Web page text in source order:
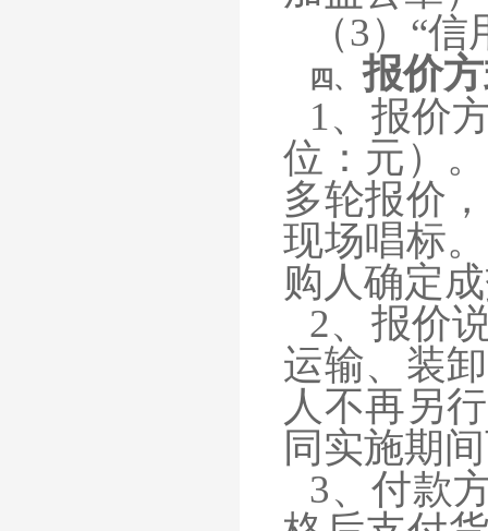
（3）“
四、报价
1、报价
位：元）
多轮报价
现场唱标
购人确定
2、报价
运输、装
人不再另
同实施期
3、付款